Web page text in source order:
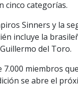
cinco categorías.
Sinners y la
incluye la
del Toro.
7.000 miembros
se abre el